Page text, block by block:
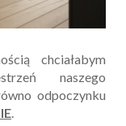
chciałabym
naszego
odpoczynku
.